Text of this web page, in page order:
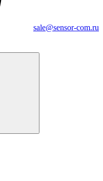
sale@sensor-com.ru